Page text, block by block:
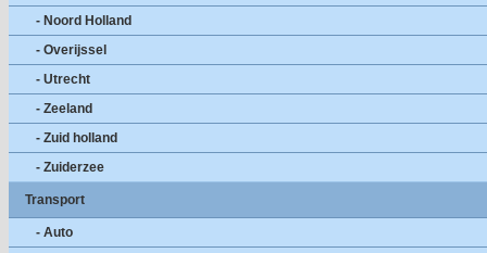
- Noord Holland
- Overijssel
- Utrecht
- Zeeland
- Zuid holland
- Zuiderzee
Transport
- Auto